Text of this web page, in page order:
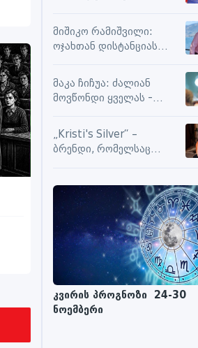
მაქსიმალური
სიამოვნების მიღებას და
მოქმედებს თუ არა მასზე
მიშიკო რამიშვილი:
ოჯახთან დისტანციას
გრძელდება
მაკა ჩიჩუა: ძალიან
მოვწონდი ყველას -
გარეთ
„Kristi's Silver“ –
ბრენდი, რომელსაც
კვირის პროგნოზი 24-30
ნოემბერი